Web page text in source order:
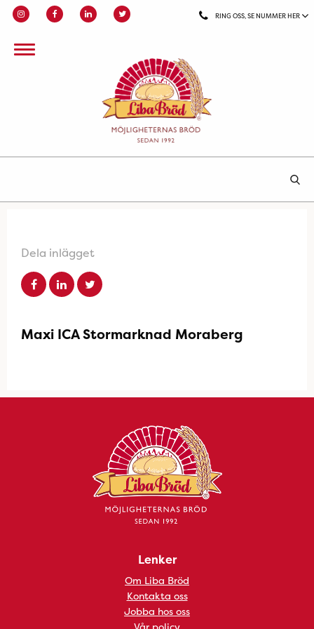
RING OSS, SE NUMMER HER
Dela inlägget
Maxi ICA Stormarknad Moraberg
Lenker
Om Liba Bröd
Kontakta oss
Jobba hos oss